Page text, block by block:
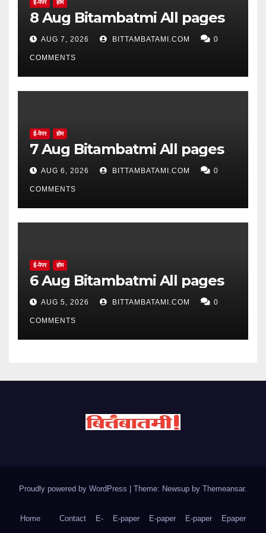
ई-पेपर होम
8 Aug Bitambatmi All pages
AUG 7, 2026 BITTAMBATAMI.COM 0
COMMENTS
ई-पेपर होम
7 Aug Bitambatmi All pages
AUG 6, 2026 BITTAMBATAMI.COM 0
COMMENTS
ई-पेपर होम
6 Aug Bitambatmi All pages
AUG 5, 2026 BITTAMBATAMI.COM 0
COMMENTS
Proudly powered by WordPress | Theme: Newsup by Themeansar.
Home Contact E- E-paper E-paper E-paper Epaper